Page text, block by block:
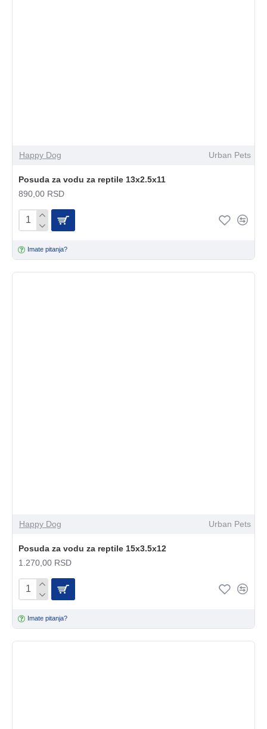
Happy Dog Urban Pets
Posuda za vodu za reptile 13x2.5x11
890,00 RSD
Imate pitanja?
Happy Dog Urban Pets
Posuda za vodu za reptile 15x3.5x12
1.270,00 RSD
Imate pitanja?